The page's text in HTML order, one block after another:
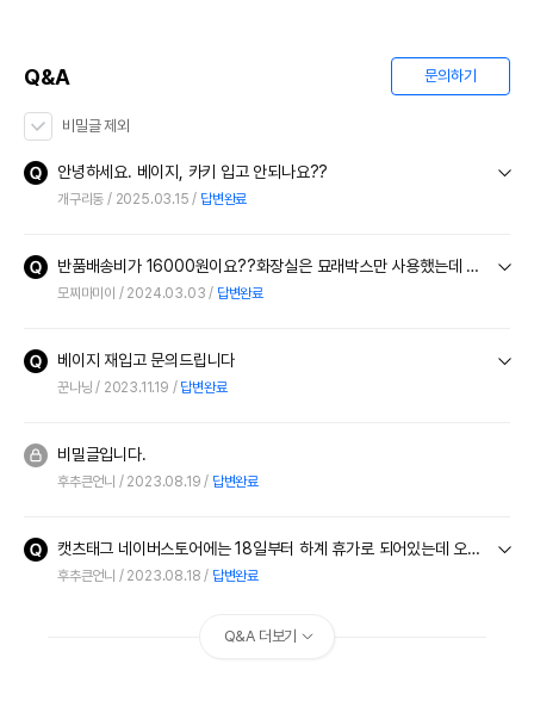
Q&A 문의하기
비밀글 제외
안녕하세요. 베이지, 카키 입고 안되나요??
개구리동 2025.03.15 답변완료
반품배송비가 16000원이요??화장실은 묘래박스만 사용했는데 처음 반품신청해보고 완전 실망. 광역시 터미널에서 6분거리인 시내위치인데, 택배비를 너~~무 과하게받으려고 하시네요?
모찌마미이 2024.03.03 답변완료
베이지 재입고 문의드립니다
꾼나닝 2023.11.19 답변완료
비밀글입니다.
후추큰언니 2023.08.19 답변완료
캣츠태그 네이버스토어에는 18일부터 하계 휴가로 되어있는데 오늘 주문하면 오늘 발송 될까요?
후추큰언니 2023.08.18 답변완료
Q&A 더보기